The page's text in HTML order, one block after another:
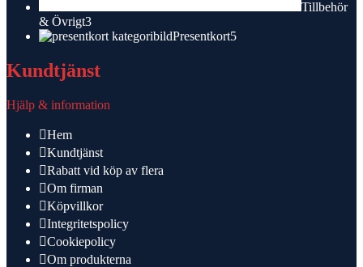
Tillbehör
& Övrigt33
produkter
Presentkort55
Kundtjänst
Hjälp & information
Hem
Kundtjänst
Rabatt vid köp av flera
Om firman
Köpvillkor
Integritetspolicy
Cookiepolicy
Om produkterna